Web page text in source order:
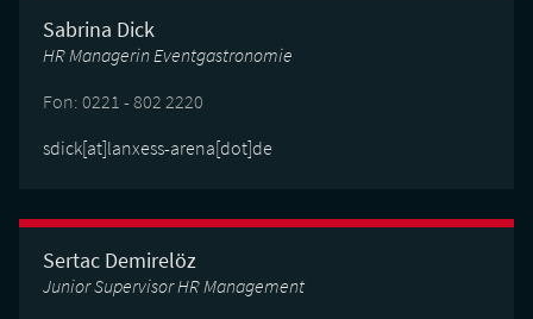
Sabrina Dick
HR Managerin Eventgastronomie
Fon: 0221 - 802 2220
sdick[at]lanxess-arena[dot]de
Sertac Demirelöz
Junior Supervisor HR Management